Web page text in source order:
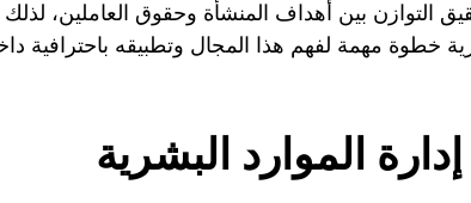
التوازن بين أهداف المنشأة وحقوق العاملين، لذلك
خطوة مهمة لفهم هذا المجال وتطبيقه باحترافية
الموارد البشرية